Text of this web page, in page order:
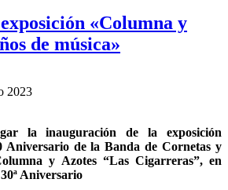
«Columna y
de música»
2023
la inauguración de la exposición
Aniversario de la Banda de Cornetas y
y Azotes “Las Cigarreras”, en
Aniversario